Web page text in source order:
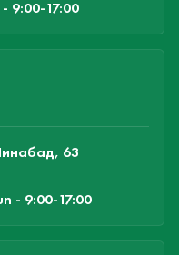
9:00-17:00
63
- 9:00-17:00